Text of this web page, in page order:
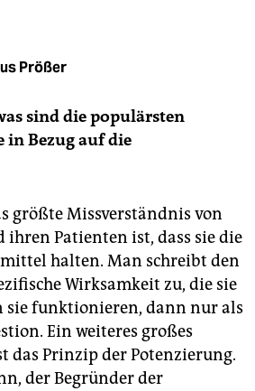
Prößer
sind die populärsten
in Bezug auf die
größte Missverständnis von
ihren Patienten ist, dass sie die
halten. Man schreibt den
Wirksamkeit zu, die sie
sie funktionieren, dann nur als
Ein weiteres großes
das Prinzip der Potenzierung.
der Begründer der